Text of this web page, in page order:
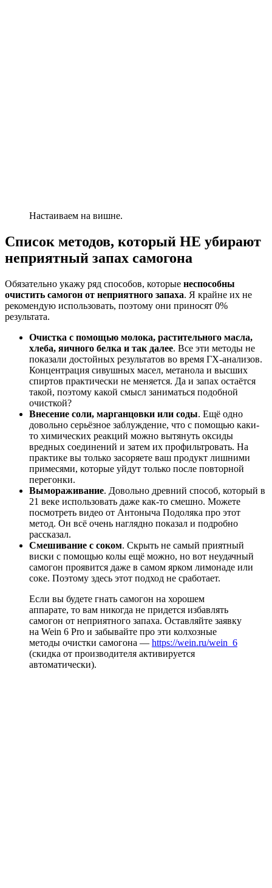
Настаиваем на вишне.
Список методов, который НЕ убирают
неприятный запах самогона
Обязательно укажу ряд способов, которые неспособны
очистить самогон от неприятного запаха. Я крайне их не
рекомендую использовать, поэтому они приносят 0%
результата.
Очистка с помощью молока, растительного масла,
хлеба, яичного белка и так далее. Все эти методы не
показали достойных результатов во время ГХ-анализов.
Концентрация сивушных масел, метанола и высших
спиртов практически не меняется. Да и запах остаётся
такой, поэтому какой смысл заниматься подобной
очисткой?
Внесение соли, марганцовки или соды. Ещё одно
довольно серьёзное заблуждение, что с помощью каки-
то химических реакций можно вытянуть оксиды
вредных соединений и затем их профильтровать. На
практике вы только засоряете ваш продукт лишними
примесями, которые уйдут только после повторной
перегонки.
Вымораживание. Довольно древний способ, который в
21 веке использовать даже как-то смешно. Можете
посмотреть видео от Антоныча Подоляка про этот
метод. Он всё очень наглядно показал и подробно
рассказал.
Смешивание с соком. Скрыть не самый приятный
виски с помощью колы ещё можно, но вот неудачный
самогон проявится даже в самом ярком лимонаде или
соке. Поэтому здесь этот подход не сработает.
Если вы будете гнать самогон на хорошем
аппарате, то вам никогда не придется избавлять
самогон от неприятного запаха. Оставляйте заявку
на Wein 6 Pro и забывайте про эти колхозные
методы очистки самогона — https://wein.ru/wein_6
(скидка от производителя активируется
автоматически).